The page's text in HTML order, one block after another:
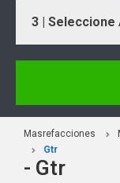
3 | Seleccione
Masrefacciones
Gtr
- Gtr